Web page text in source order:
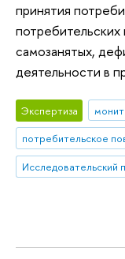
принятия
потребительских
самозанятых,
деятельности в
Экспертиза